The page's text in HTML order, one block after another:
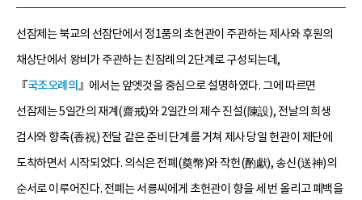
선잠제는 북교의 선잠단에서 정1품의 초헌관이 주관하는 제사와 후원의
채상단에서 왕비가 주관하는 친잠례의 2단계로 구성되는데,
『국조오례의』에서는 앞엣것을 중심으로 설명하였다. 그에 따르면
선잠제는 5일간의 재계(齋戒)와 2일간의 제수 진설(陳設), 전날의 희생
검사와 향축(香祝) 전달 같은 준비 단계를 거쳐 제사 당일 헌관이 제단에
도착하면서 시작되었다. 의식은 전폐(奠幣)와 작헌(酌獻), 송신(送神)의
순서로 이루어진다. 전폐는 서릉씨에게 초헌관이 향을 세 번 올리고 폐백을